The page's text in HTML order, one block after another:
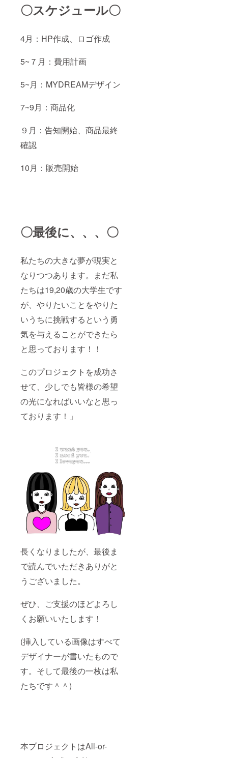
〇スケジュール〇
4月：HP作成、ロゴ作成
5~７月：費用計画
5~月：MYDREAMデザイン
7~9月：商品化
９月：告知開始、商品最終
確認
10月：販売開始
〇最後に、、、〇
私たちの大きな夢が現実と
なりつつあります。まだ私
たちは19,20歳の大学生です
が、やりたいことをやりた
いうちに挑戦するという勇
気を与えることができたら
と思っております！！
このプロジェクトを成功さ
せて、少しでも皆様の希望
の光になればいいなと思っ
ております！」
長くなりましたが、最後ま
で読んでいただきありがと
うございました。
ぜひ、ご支援のほどよろし
くお願いいたします！
(挿入している画像はすべて
デザイナーが書いたもので
す。そして最後の一枚は私
たちです＾＾)
本プロジェクトはAll-or-